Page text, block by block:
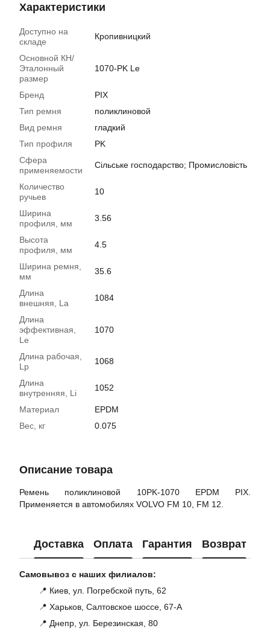
Характеристики
Доступно на
складе
Кропивницкий
Основной КН/
Эталонный
размер
1070-PK Le
Бренд
PIX
Тип ремня
поликлиновой
Вид ремня
гладкий
Тип профиля
PK
Сфера
применяемости
Сільське господарство; Промисловість
Количество
ручьев
10
Ширина
профиля, мм
3.56
Высота
профиля, мм
4.5
Ширина ремня,
мм
35.6
Длина
внешняя, La
1084
Длина
эффективная,
Le
1070
Длина рабочая,
Lp
1068
Длина
внутренняя, Li
1052
Материал
EPDM
Вес, кг
0.075
Описание товара
Ремень поликлиновой 10PK-1070 EPDM PIX.
Применяется в автомобилях VOLVO FM 10, FM 12.
Доставка Оплата Гарантия Возврат
Самовывоз с наших филиалов:
📍 Киев, ул. Погребской путь, 62
📍 Харьков, Салтовское шоссе, 67-А
📍 Днепр, ул. Березинская, 80